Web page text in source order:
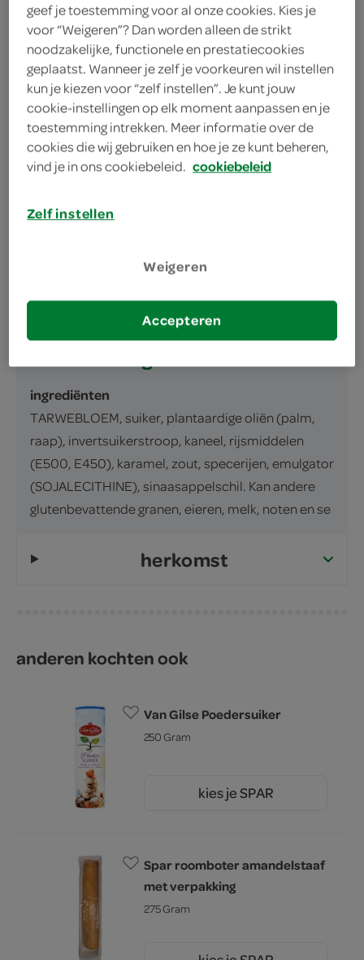
Let op: aanbiedingen zijn niet zichtbaar bij de
producten, maar worden wél automatisch
verwerkt in de winkelmand.
6 Stuks
ingrediënten
TARWEBLOEM, suiker, plantaardige oliën (palm,
raap), invertsuikerstroop, kaneel, rijsmiddelen
(E500, E450), karamel, zout, specerijen, emulgator
(SOJALECITHINE), sinaasappelschil. Kan andere
glutenbevattende granen, eieren, melk, noten en se
herkomst
anderen kochten ook
Van Gilse Poedersuiker
250 Gram
kies je SPAR
Spar roomboter amandelstaaf
met verpakking
275 Gram
geef je toestemming voor al onze cookies. Kies je
voor “Weigeren”? Dan worden alleen de strikt
noodzakelijke, functionele en prestatiecookies
geplaatst. Wanneer je zelf je voorkeuren wil instellen
kun je kiezen voor “zelf instellen”. Je kunt jouw
cookie-instellingen op elk moment aanpassen en je
toestemming intrekken. Meer informatie over de
cookies die wij gebruiken en hoe je ze kunt beheren,
vind je in ons cookiebeleid. cookiebeleid
Zelf instellen
Weigeren
Accepteren